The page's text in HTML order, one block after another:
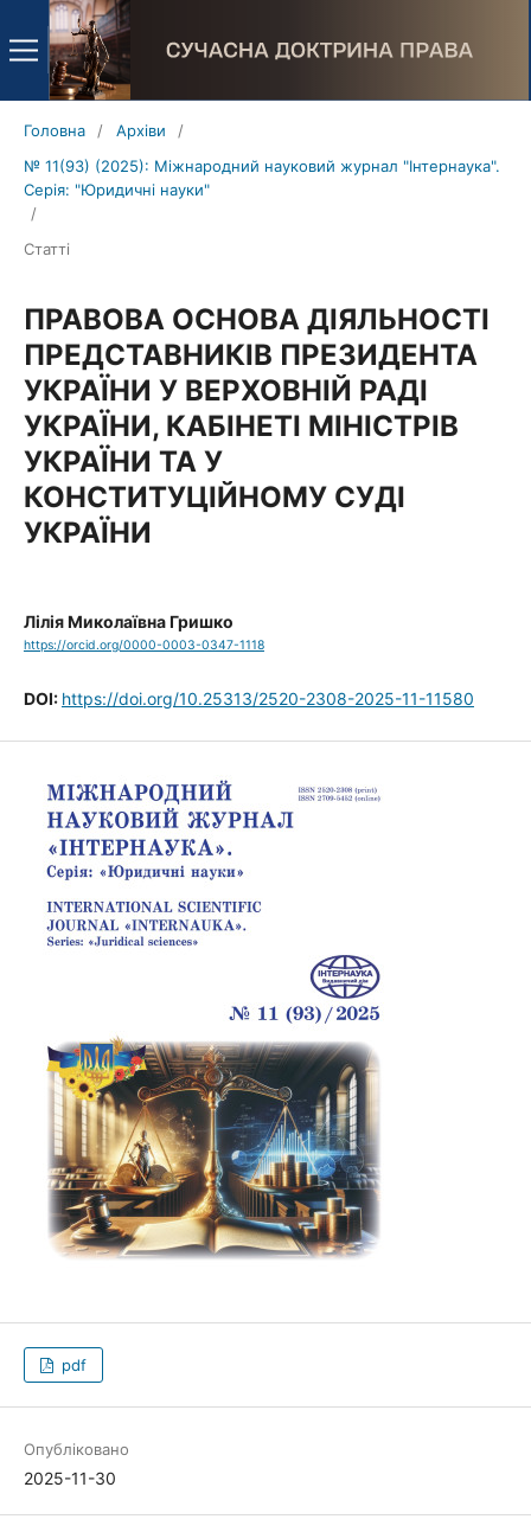
Головна / Архіви
/
№ 11(93) (2025): Міжнародний науковий журнал "Інтернаука".
Серія: "Юридичні науки"
/
Статті
ПРАВОВА ОСНОВА ДІЯЛЬНОСТІ
ПРЕДСТАВНИКІВ ПРЕЗИДЕНТА
УКРАЇНИ У ВЕРХОВНІЙ РАДІ
УКРАЇНИ, КАБІНЕТІ МІНІСТРІВ
УКРАЇНИ ТА У
КОНСТИТУЦІЙНОМУ СУДІ
УКРАЇНИ
Лілія Миколаївна Гришко
https://orcid.org/0000-0003-0347-1118
DOI: https://doi.org/10.25313/2520-2308-2025-11-11580
pdf
Опубліковано
2025-11-30